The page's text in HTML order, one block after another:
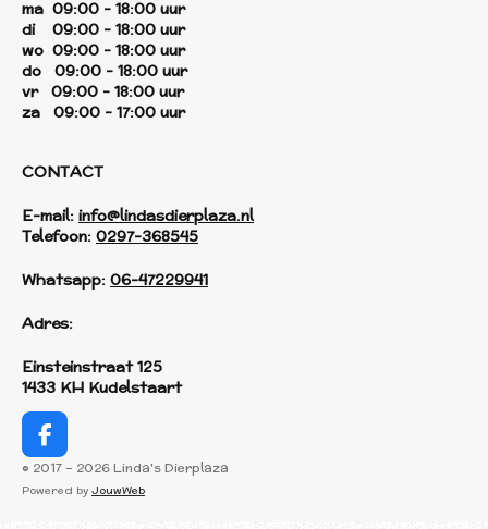
ma 09:00 - 18:00 uur
di 09:00 - 18:00 uur
wo 09:00 - 18:00 uur
do 09:00 - 18:00 uur
vr 09:00 - 18:00 uur
za 09:00 - 17:00 uur
CONTACT
E-mail: info@lindasdierplaza.nl
Telefoon: 0297-368545
Whatsapp: 06-47229941
Adres:
Einsteinstraat 125
1433 KH Kudelstaart
F
a
c
© 2017 - 2026 Linda's Dierplaza
Powered by JouwWeb